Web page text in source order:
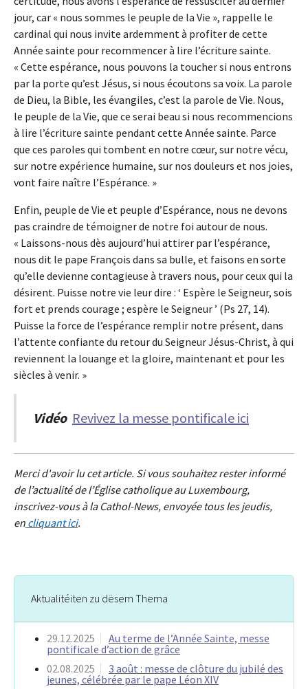
jour, car « nous sommes le peuple de la Vie », rappelle le
cardinal qui nous invite ardemment à profiter de cette
Année sainte pour recommencer à lire l’écriture sainte.
« Cette espérance, nous pouvons la toucher si nous entrons
par la porte qu’est Jésus, si nous écoutons sa voix. La parole
de Dieu, la Bible, les évangiles, c’est la parole de Vie. Nous,
le peuple de la Vie, que ce serai beau si nous recommencions
à lire l’écriture sainte pendant cette Année sainte. Parce
que ces paroles qui tombent en notre cœur, sur notre vécu,
sur notre expérience humaine, sur nos douleurs et nos joies,
vont faire naître l’Espérance. »
Enfin, peuple de Vie et peuple d’Espérance, nous ne devons
pas craindre de témoigner de notre foi autour de nous.
« Laissons-nous dès aujourd’hui attirer par l’espérance,
nous dit le pape François dans sa bulle, et faisons en sorte
qu’elle devienne contagieuse à travers nous, pour ceux qui la
désirent. Puisse notre vie leur dire : ‘ Espère le Seigneur, sois
fort et prends courage ; espère le Seigneur ’ (Ps 27, 14).
Puisse la force de l’espérance remplir notre présent, dans
l’attente confiante du retour du Seigneur Jésus-Christ, à qui
reviennent la louange et la gloire, maintenant et pour les
siècles à venir. »
Vidéo Revivez la messe pontificale ici
Merci d'avoir lu cet article. Si vous souhaitez rester informé
de l’actualité de l’Église catholique au Luxembourg,
inscrivez-vous à la Cathol-News, envoyée tous les jeudis,
en cliquant ici.
Aktualitéiten zu dësem Thema
29.12.2025
Au terme de l’Année Sainte, messe
pontificale d’action de grâce
02.08.2025
3 août : messe de clôture du jubilé des
jeunes, célébrée par le pape Léon XIV